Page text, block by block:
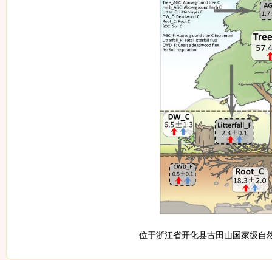
位于浙江省开化县古田山国家级自